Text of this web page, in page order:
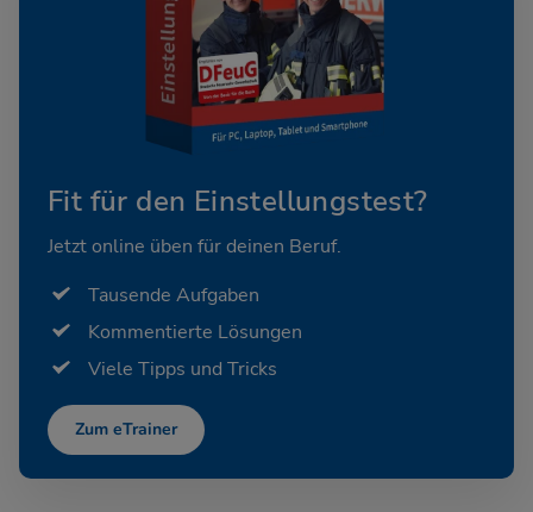
Fit für den Einstellungstest?
Jetzt online üben für deinen Beruf.
Tausende Aufgaben
Kommentierte Lösungen
Viele Tipps und Tricks
Zum eTrainer